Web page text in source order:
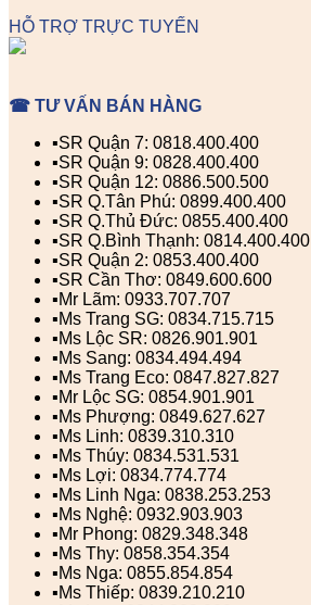
HỖ TRỢ TRỰC TUYẾN
☎ TƯ VẤN BÁN HÀNG
▪️SR Quận 7: 0818.400.400
▪️SR Quận 9: 0828.400.400
▪️SR Quận 12: 0886.500.500
▪️SR Q.Tân Phú: 0899.400.400
▪️SR Q.Thủ Đức: 0855.400.400
▪️SR Q.Bình Thạnh: 0814.400.400
▪️SR Quận 2: 0853.400.400
▪️SR Cần Thơ: 0849.600.600
▪️Mr Lãm: 0933.707.707
▪️Ms Trang SG: 0834.715.715
▪️Ms Lộc SR: 0826.901.901
▪️Ms Sang: 0834.494.494
▪️Ms Trang Eco: 0847.827.827
▪️Mr Lộc SG: 0854.901.901
▪️Ms Phượng: 0849.627.627
▪️Ms Linh: 0839.310.310
▪️Ms Thúy: 0834.531.531
▪️Ms Lợi: 0834.774.774
▪️Ms Linh Nga: 0838.253.253
▪️Ms Nghệ: 0932.903.903
▪️Mr Phong: 0829.348.348
▪️Ms Thy: 0858.354.354
▪️Ms Nga: 0855.854.854
▪️Ms Thiếp: 0839.210.210